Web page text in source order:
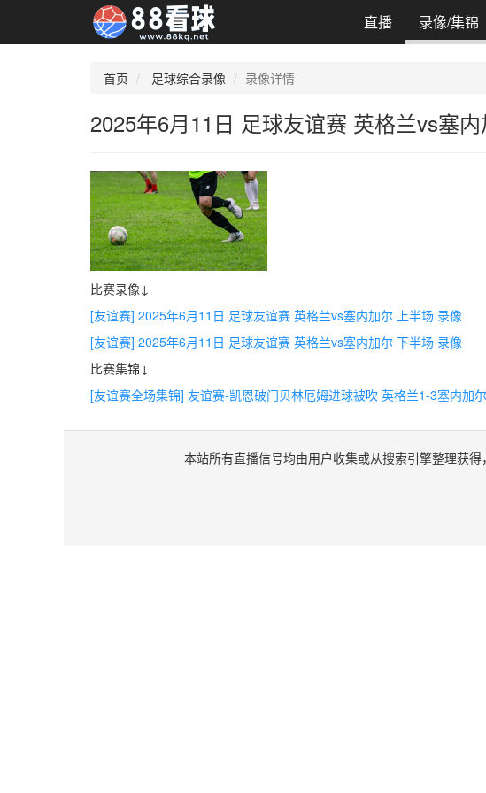
直播 录像/集锦
首页 足球综合录像 录像详情
2025年6月11日 足球友谊赛 英格兰vs塞
比赛录像↓
[友谊赛] 2025年6月11日 足球友谊赛 英格兰vs塞内加尔 上半场 录像
[友谊赛] 2025年6月11日 足球友谊赛 英格兰vs塞内加尔 下半场 录像
比赛集锦↓
[友谊赛全场集锦] 友谊赛-凯恩破门贝林厄姆进球被吹 英格兰1-3塞内加尔
本站所有直播信号均由用户收集或从搜索引擎整理获